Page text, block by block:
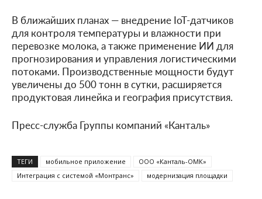
В ближайших планах — внедрение IoT-датчиков
для контроля температуры и влажности при
перевозке молока, а также применение ИИ для
прогнозирования и управления логистическими
потоками. Производственные мощности будут
увеличены до 500 тонн в сутки, расширяется
продуктовая линейка и география присутствия.
Пресс-служба Группы компаний «Канталь»
ТЕГИ мобильное приложение
ООО «Канталь-ОМК»
Интеграция с системой «Монтранс»
модернизация площадки